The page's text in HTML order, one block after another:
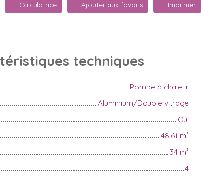
Calculatrice Ajouter aux favoris Imprimer
techniques
Pompe à chaleur
Aluminium/Double vitrage
Oui
48.61 m²
34 m²
4